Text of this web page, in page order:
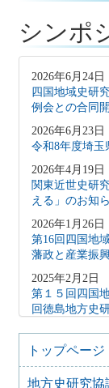
シンポ
2026年6月24日
四国地域史研
例会との合同開
2026年6月23日
令和8年度埼玉
2026年4月19日
関東近世史研
える」のお知
2026年1月26日
第16回四国地
藩政と産業振
2025年2月2日
第１５回四国
回徳島地方史
2024年10月27日
地方史研究協
史教育
トップページ
地方史研究協